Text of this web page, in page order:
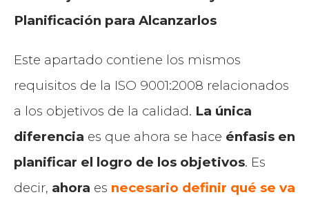
Planificación para Alcanzarlos
Este apartado contiene los mismos
requisitos de la ISO 9001:2008 relacionados
a los objetivos de la calidad. La única
diferencia es que ahora se hace énfasis en
planificar el logro de los objetivos. Es
decir, ahora es necesario definir qué se va